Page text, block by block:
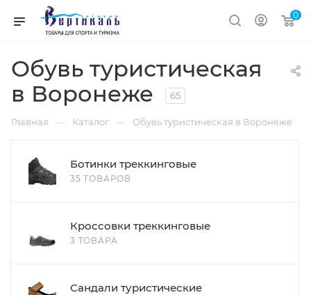
0
Обувь туристическая
в Воронеже
65
Главная — Каталог — Обувь туристическая в Воронеже
Ботинки треккинговые
35 ТОВАРОВ
Кроссовки треккинговые
3 ТОВАРА
Сандали туристические